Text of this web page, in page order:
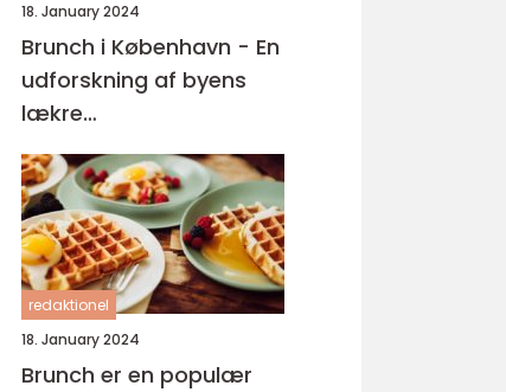
18. January 2024
Brunch i København - En
udforskning af byens
lækre
morgenmadsoplevelser
redaktionel
18. January 2024
Brunch er en populær